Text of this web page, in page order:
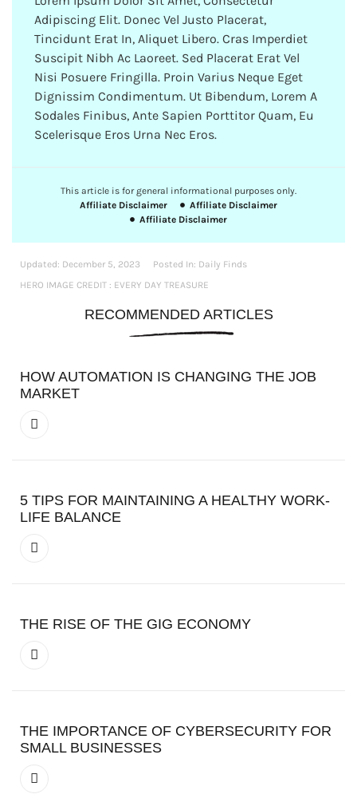
Adipiscing Elit. Donec Vel Justo Placerat,
Tincidunt Erat In, Aliquet Libero. Cras Imperdiet
Suscipit Nibh Ac Laoreet. Sed Placerat Erat Vel
Nisi Posuere Fringilla. Proin Varius Neque Eget
Dignissim Condimentum. Ut Bibendum, Lorem A
Sodales Finibus, Ante Sapien Porttitor Quam, Eu
Scelerisque Eros Urna Nec Eros.
This article is for general informational purposes only.
Affiliate Disclaimer
Affiliate Disclaimer
Affiliate Disclaimer
Updated: December 5, 2023 Posted In: Daily Finds
HERO IMAGE CREDIT : EVERY DAY TREASURE
RECOMMENDED ARTICLES
HOW AUTOMATION IS CHANGING THE JOB
MARKET
5 TIPS FOR MAINTAINING A HEALTHY WORK-
LIFE BALANCE
THE RISE OF THE GIG ECONOMY
THE IMPORTANCE OF CYBERSECURITY FOR
SMALL BUSINESSES